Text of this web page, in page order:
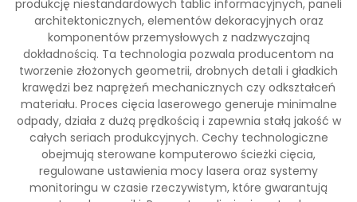
produkcję niestandardowych tablic informacyjnych, paneli
architektonicznych, elementów dekoracyjnych oraz
komponentów przemysłowych z nadzwyczajną
dokładnością. Ta technologia pozwala producentom na
tworzenie złożonych geometrii, drobnych detali i gładkich
krawędzi bez naprężeń mechanicznych czy odkształceń
materiału. Proces cięcia laserowego generuje minimalne
odpady, działa z dużą prędkością i zapewnia stałą jakość w
całych seriach produkcyjnych. Cechy technologiczne
obejmują sterowane komputerowo ścieżki cięcia,
regulowane ustawienia mocy lasera oraz systemy
monitoringu w czasie rzeczywistym, które gwarantują